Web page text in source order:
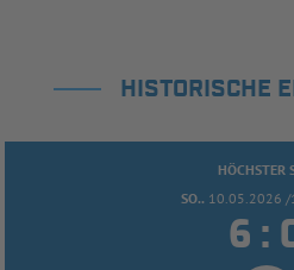
HISTORISCHE
HÖCHSTER
SO.. 10.05.2026 /
 :